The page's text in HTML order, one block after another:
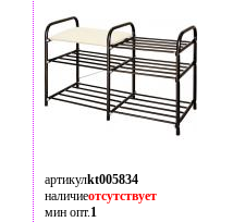
артикулkt005834
наличиеотсутствует
мин опт.1